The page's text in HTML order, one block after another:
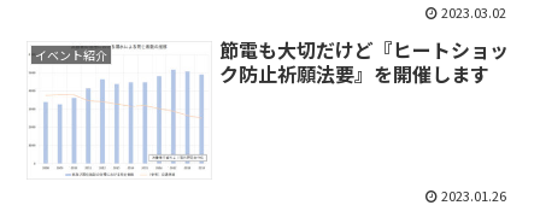
2023.03.02
イベント紹介
節電も大切だけど『ヒートショッ
ク防止祈願法要』を開催します
2023.01.26